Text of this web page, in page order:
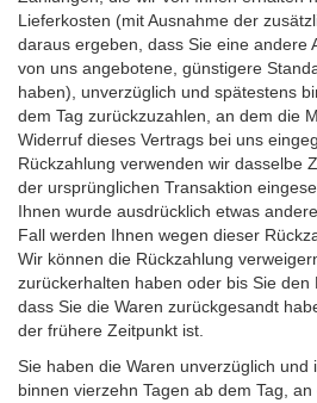
Lieferkosten (mit Ausnahme der
daraus ergeben, dass Sie eine andere
von uns angebotene, günstigere
haben), unverzüglich und spätestens
dem Tag zurückzuzahlen, an dem die
Widerruf dieses Vertrags bei uns
Rückzahlung verwenden wir dasselbe
der ursprünglichen Transaktion
Ihnen wurde ausdrücklich etwas
Fall werden Ihnen wegen dieser
Wir können die Rückzahlung
zurückerhalten haben oder bis Sie den
dass Sie die Waren zurückgesandt
der frühere Zeitpunkt ist.
Sie haben die Waren unverzüglich und
binnen vierzehn Tagen ab dem Tag,